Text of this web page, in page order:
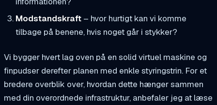
Modstandskraft– hvor hurtigt kan vi komme
tilbage på benene, hvis noget går i stykker?
Vi bygger hvert lag oven på en solid virtuel maskine og
finpudser derefter planen med enkle styringstrin. For et
bredere overblik over, hvordan dette hænger sammen
med din overordnede infrastruktur, anbefaler jeg at læse